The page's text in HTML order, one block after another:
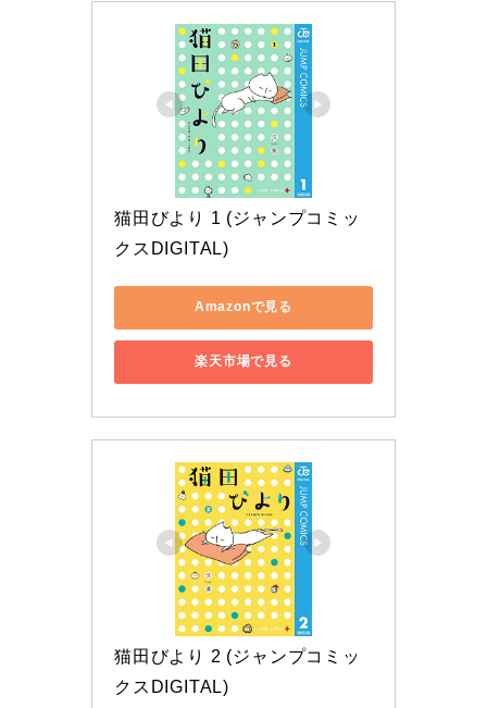
猫田びより 1 (ジャンプコミッ
クスDIGITAL)
Amazonで見る
楽天市場で見る
猫田びより 2 (ジャンプコミッ
クスDIGITAL)